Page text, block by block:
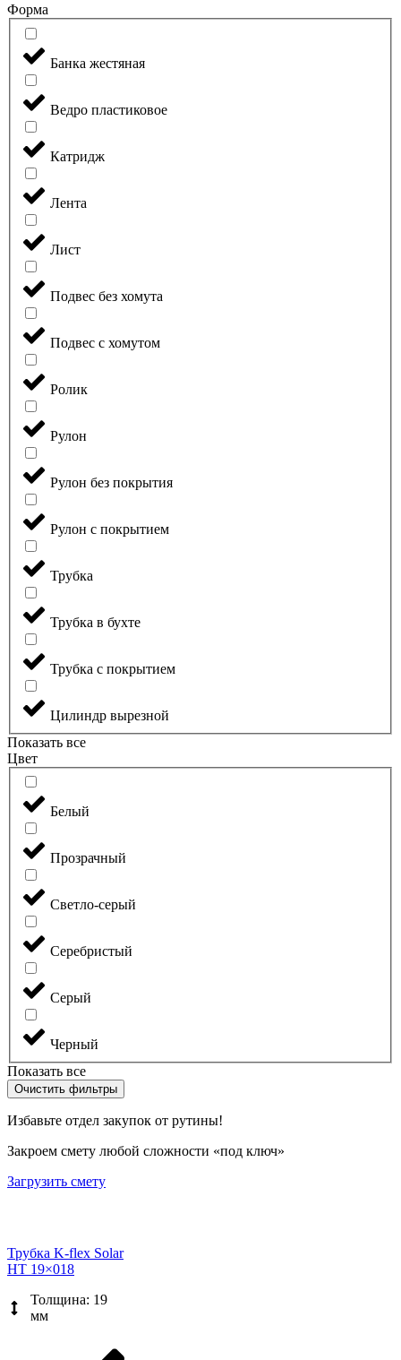
Форма
Банка жестяная
Ведро пластиковое
Катридж
Лента
Лист
Подвес без хомута
Подвес с хомутом
Ролик
Рулон
Рулон без покрытия
Рулон с покрытием
Трубка
Трубка в бухте
Трубка с покрытием
Цилиндр вырезной
Показать все
Цвет
Белый
Прозрачный
Светло-серый
Серебристый
Серый
Черный
Показать все
Очистить фильтры
Избавьте отдел закупок от рутины!
Закроем смету любой сложности «под ключ»
Загрузить смету
Трубка K-flex Solar
HT 19×018
Толщина: 19
мм